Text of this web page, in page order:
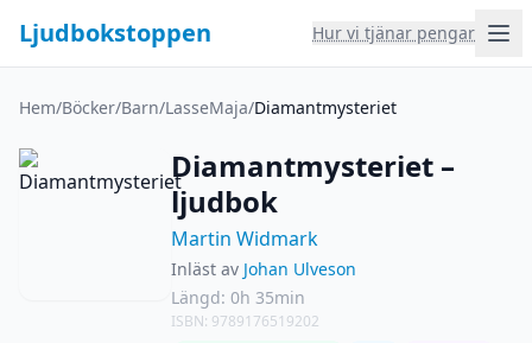
Ljudbokstoppen Hur vi tjänar pengar
Hem/Böcker/Barn/LasseMaja/Diamantmysteriet
Diamantmysteriet –
ljudbok
Martin Widmark
Inläst av Johan Ulveson
Längd: 0h 35min
ISBN: 9789176519202